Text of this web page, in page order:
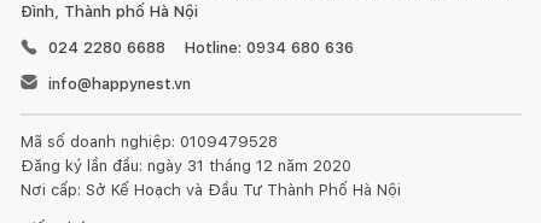
Đình, Thành phố Hà Nội
024 2280 6688
Hotline: 0934 680 636
info@happynest.vn
Mã số doanh nghiệp: 0109479528
Đăng ký lần đầu: ngày 31 tháng 12 năm 2020
Nơi cấp: Sở Kế Hoạch và Đầu Tư Thành Phố Hà Nội